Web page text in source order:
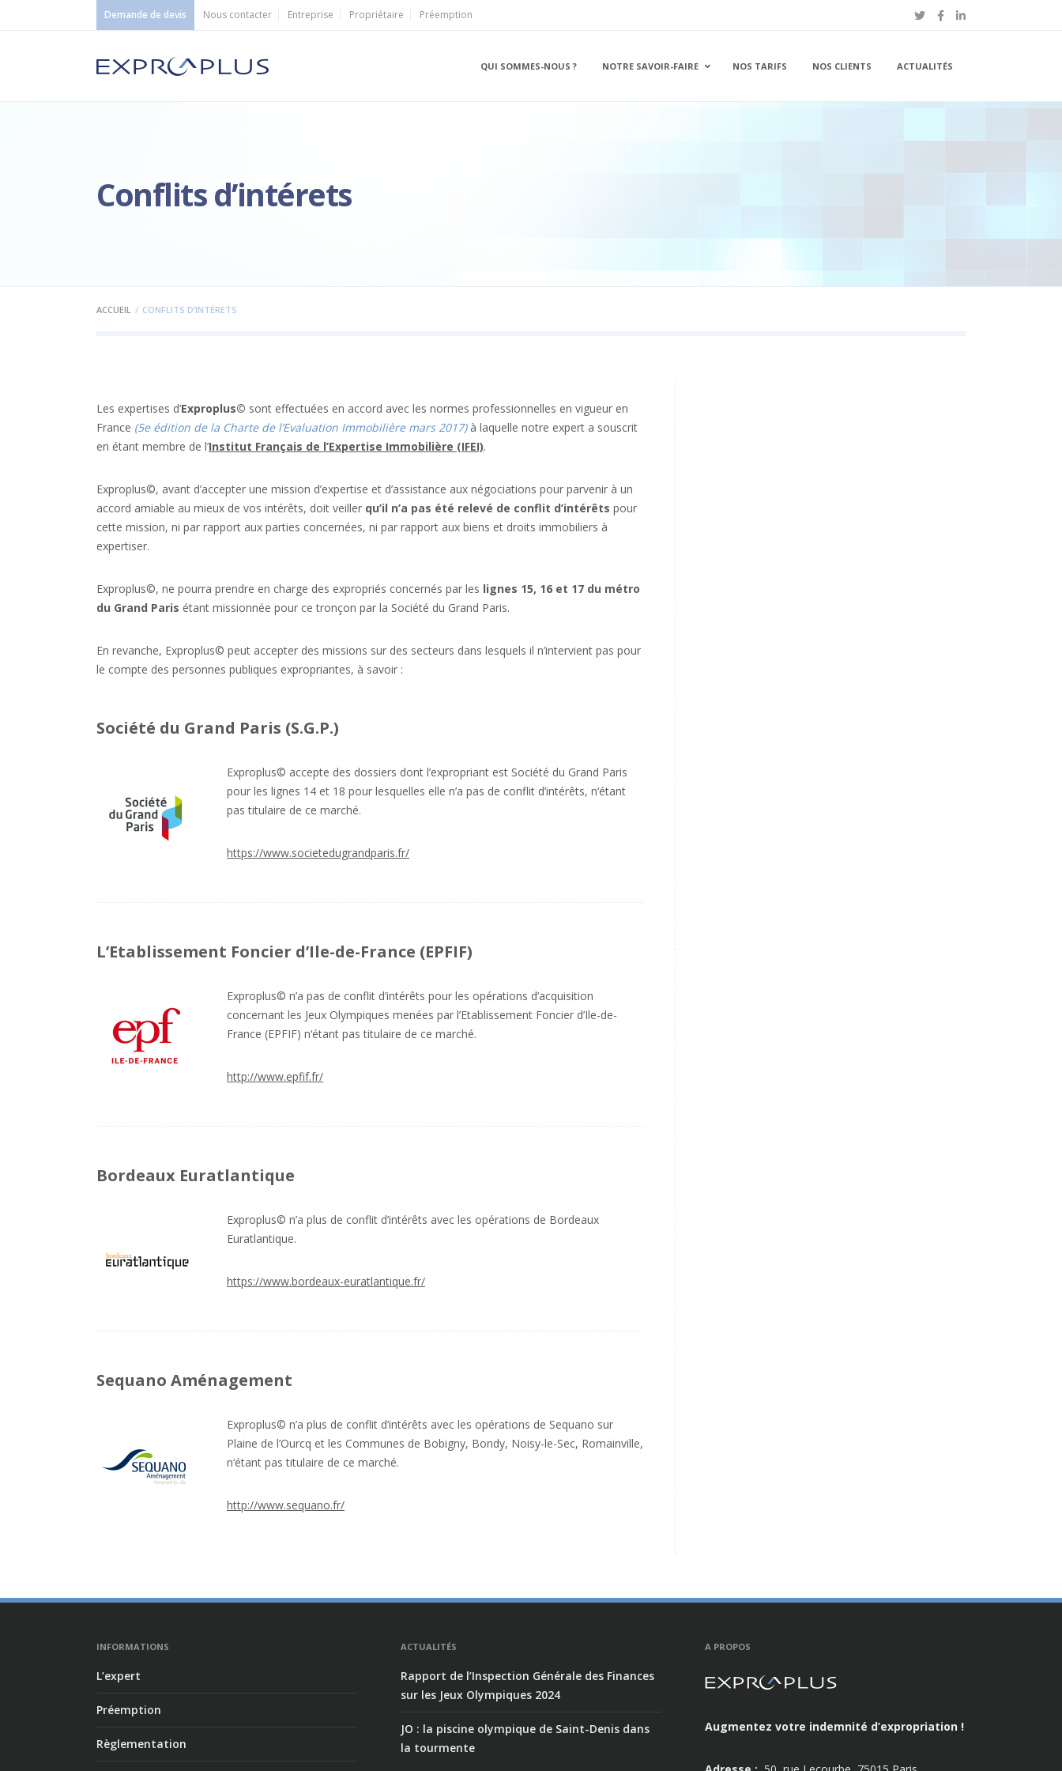
Demande de devis Nous contacter Entreprise Propriétaire Préemption
QUI SOMMES-NOUS ? NOTRE SAVOIR-FAIRE NOS TARIFS NOS CLIENTS ACTUALITÉS
Conflits d’intérets
ACCUEIL CONFLITS D’INTÉRETS
Les expertises d’Exproplus© sont effectuées en accord avec les normes professionnelles en vigueur en
France (5e édition de la Charte de l’Evaluation Immobilière mars 2017)à laquelle notre expert a souscrit
en étant membre de l’Institut Français de l’Expertise Immobilière (IFEI).
Exproplus©, avant d’accepter une mission d’expertise et d’assistance aux négociations pour parvenir à un
accord amiable au mieux de vos intérêts, doit veiller qu’il n’a pas été relevé de conflit d’intérêts pour
cette mission, ni par rapport aux parties concernées, ni par rapport aux biens et droits immobiliers à
expertiser.
Exproplus©, ne pourra prendre en charge des expropriés concernés par les lignes 15, 16 et 17 du métro
du Grand Paris étant missionnée pour ce tronçon par la Société du Grand Paris.
En revanche, Exproplus© peut accepter des missions sur des secteurs dans lesquels il n’intervient pas pour
le compte des personnes publiques expropriantes, à savoir :
Société du Grand Paris (S.G.P.)
Exproplus© accepte des dossiers dont l’expropriant est Société du Grand Paris
pour les lignes 14 et 18 pour lesquelles elle n’a pas de conflit d’intérêts, n‘étant
pas titulaire de ce marché.
https://www.societedugrandparis.fr/
L’Etablissement Foncier d’Ile-de-France (EPFIF)
Exproplus© n’a pas de conflit d’intérêts pour les opérations d’acquisition
concernant les Jeux Olympiques menées par l’Etablissement Foncier d’Ile-de-
France (EPFIF) n‘étant pas titulaire de ce marché.
http://www.epfif.fr/
Bordeaux Euratlantique
Exproplus© n’a plus de conflit d’intérêts avec les opérations de Bordeaux
Euratlantique.
https://www.bordeaux-euratlantique.fr/
Sequano Aménagement
Exproplus© n’a plus de conflit d’intérêts avec les opérations de Sequano sur
Plaine de l’Ourcq et les Communes de Bobigny, Bondy, Noisy-le-Sec, Romainville,
n‘étant pas titulaire de ce marché.
http://www.sequano.fr/
INFORMATIONS
L’expert
Préemption
Règlementation
ACTUALITÉS
Rapport de l’Inspection Générale des Finances
sur les Jeux Olympiques 2024
JO : la piscine olympique de Saint-Denis dans
la tourmente
A PROPOS
Augmentez votre indemnité d’expropriation !